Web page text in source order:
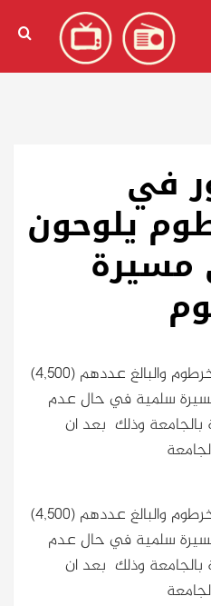
الإنجليزية)
في
يلوحون
مسيرة
لوح طلاب دارفور بجامعة الخرطوم والبالغ عددهم (4,500)
سلمية في حال عدم
بالجامعة وذلك بعد ان
لوح طلاب دارفور بجامعة الخرطوم والبالغ عددهم (4,500)
سلمية في حال عدم
بالجامعة وذلك بعد ان